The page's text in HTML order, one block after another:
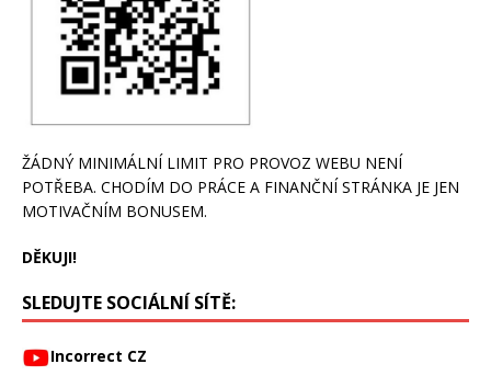
ŽÁDNÝ MINIMÁLNÍ LIMIT PRO PROVOZ WEBU NENÍ
POTŘEBA. CHODÍM DO PRÁCE A FINANČNÍ STRÁNKA JE JEN
MOTIVAČNÍM BONUSEM.
DĚKUJI!
SLEDUJTE SOCIÁLNÍ SÍTĚ:
Incorrect CZ